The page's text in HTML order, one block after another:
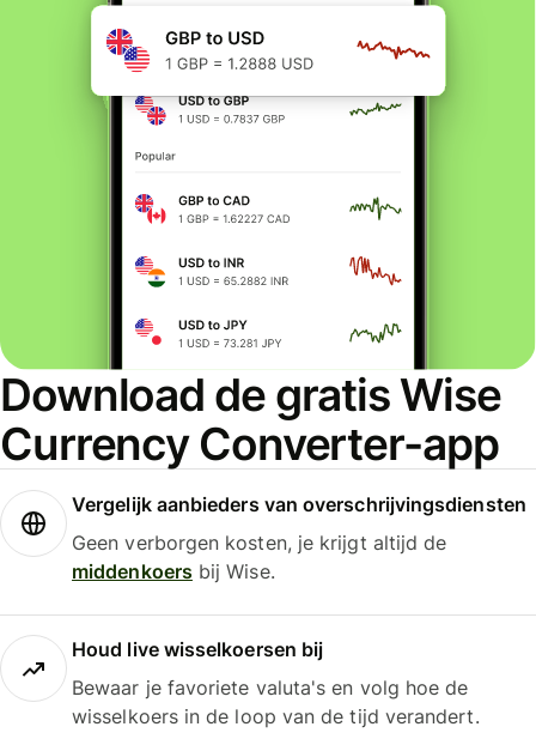
Download de gratis Wise
Currency Converter-app
Vergelijk aanbieders van overschrijvingsdiensten
Geen verborgen kosten, je krijgt altijd de
middenkoersbij Wise.
Houd live wisselkoersen bij
Bewaar je favoriete valuta's en volg hoe de
wisselkoers in de loop van de tijd verandert.